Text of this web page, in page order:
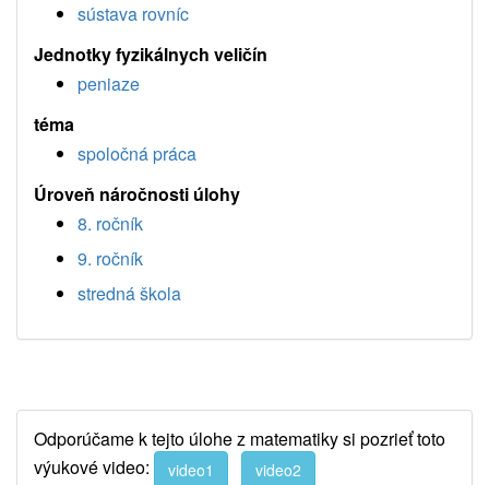
sústava rovníc
Jednotky fyzikálnych veličín
peniaze
téma
spoločná práca
Úroveň náročnosti úlohy
8. ročník
9. ročník
stredná škola
Odporúčame k tejto úlohe z matematiky si pozrieť toto
výukové video:
video1 video2